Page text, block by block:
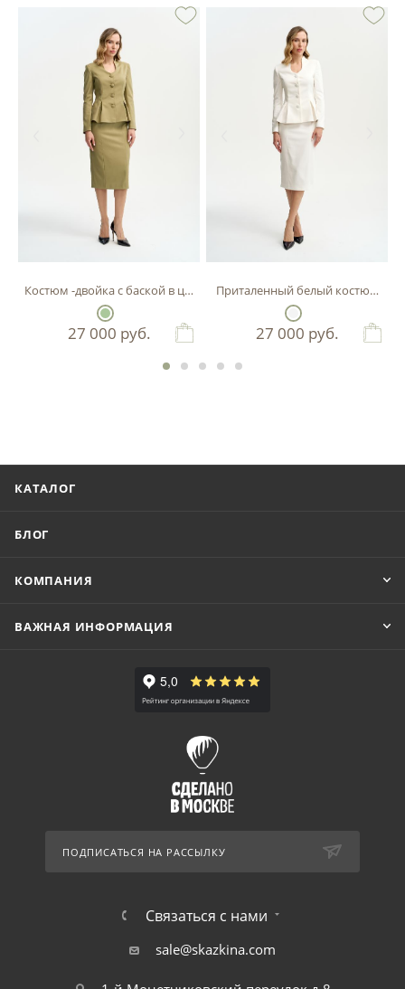
Костюм -двойка с баской в цвете фисташка
27 000 руб.
Приталенный белый костюм-
27 000 руб.
КАТАЛОГ
БЛОГ
КОМПАНИЯ
ВАЖНАЯ ИНФОРМАЦИЯ
ПОДПИСАТЬСЯ НА РАССЫЛКУ
Связаться с нами
sale@skazkina.com